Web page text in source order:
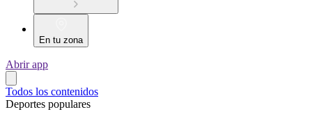
En tu zona
Abrir app
Todos los contenidos
Deportes populares